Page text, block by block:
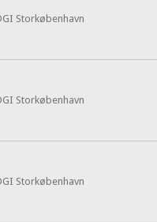
Storkøbenhavn
Storkøbenhavn
Storkøbenhavn